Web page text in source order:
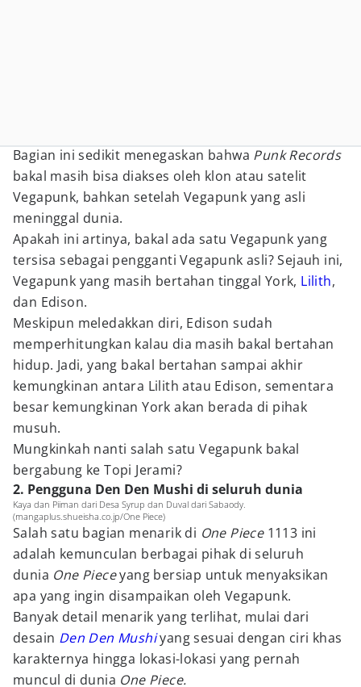
Bagian ini sedikit menegaskan bahwa Punk Records
bakal masih bisa diakses oleh klon atau satelit
Vegapunk, bahkan setelah Vegapunk yang asli
meninggal dunia.
Apakah ini artinya, bakal ada satu Vegapunk yang
tersisa sebagai pengganti Vegapunk asli? Sejauh ini,
Vegapunk yang masih bertahan tinggal York, Lilith,
dan Edison.
Meskipun meledakkan diri, Edison sudah
memperhitungkan kalau dia masih bakal bertahan
hidup. Jadi, yang bakal bertahan sampai akhir
kemungkinan antara Lilith atau Edison, sementara
besar kemungkinan York akan berada di pihak
musuh.
Mungkinkah nanti salah satu Vegapunk bakal
bergabung ke Topi Jerami?
2. Pengguna Den Den Mushi di seluruh dunia
Kaya dan Piiman dari Desa Syrup dan Duval dari Sabaody.
(mangaplus.shueisha.co.jp/One Piece)
Salah satu bagian menarik di One Piece 1113 ini
adalah kemunculan berbagai pihak di seluruh
dunia One Pieceyang bersiap untuk menyaksikan
apa yang ingin disampaikan oleh Vegapunk.
Banyak detail menarik yang terlihat, mulai dari
desain Den Den Mushi yang sesuai dengan ciri khas
karakternya hingga lokasi-lokasi yang pernah
muncul di dunia One Piece.